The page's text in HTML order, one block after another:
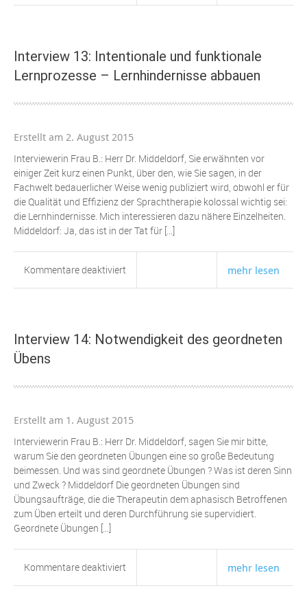
Üben
Interview 13: Intentionale und funktionale
Lernprozesse – Lernhindernisse abbauen
Erstellt am 2. August 2015
Interviewerin Frau B.: Herr Dr. Middeldorf, Sie erwähnten vor
einiger Zeit kurz einen Punkt, über den, wie Sie sagen, in der
Fachwelt bedauerlicher Weise wenig publiziert wird, obwohl er für
die Qualität und Effizienz der Sprachtherapie kolossal wichtig sei:
die Lernhindernisse. Mich interessieren dazu nähere Einzelheiten.
Middeldorf: Ja, das ist in der Tat für […]
Kommentare deaktiviert
funktionale
Lernhindernisse
mehr lesen
Interview 14: Notwendigkeit des geordneten
Übens
Erstellt am 1. August 2015
Interviewerin Frau B.: Herr Dr. Middeldorf, sagen Sie mir bitte,
warum Sie den geordneten Übungen eine so große Bedeutung
beimessen. Und was sind geordnete Übungen ? Was ist deren Sinn
und Zweck ? Middeldorf Die geordneten Übungen sind
Übungsaufträge, die die Therapeutin dem aphasisch Betroffenen
zum Üben erteilt und deren Durchführung sie supervidiert.
Geordnete Übungen […]
Kommentare deaktiviert mehr lesen